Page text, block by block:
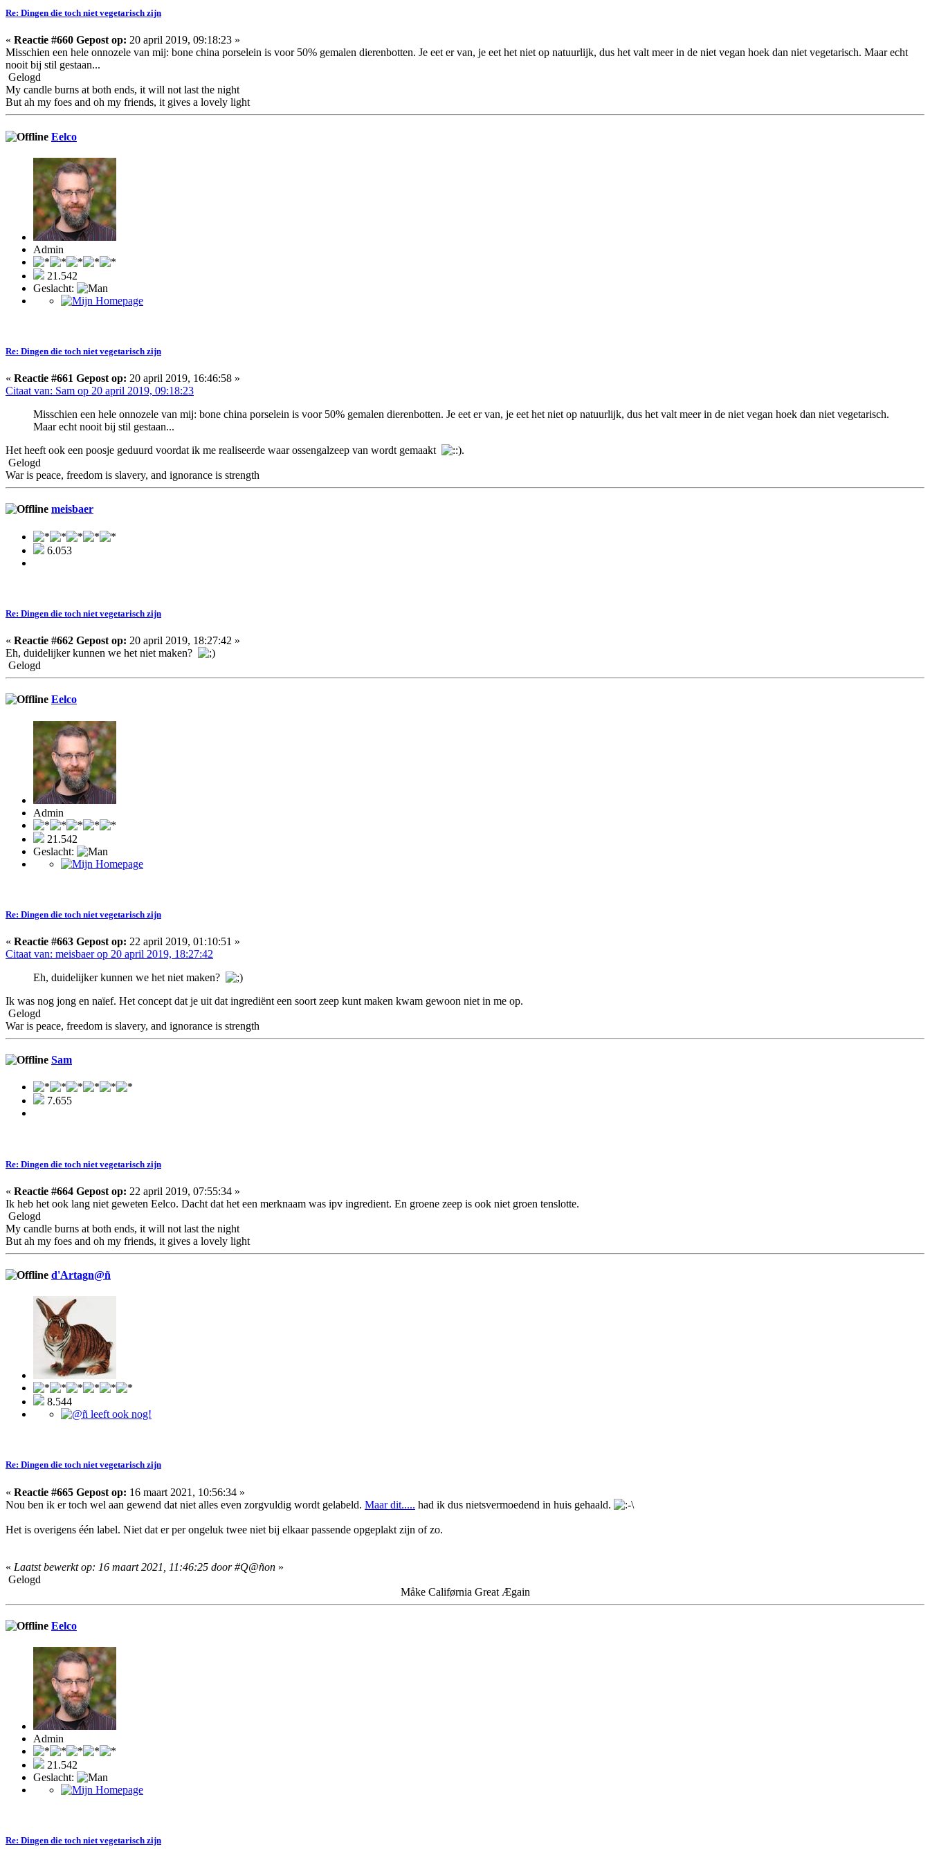
Re: Dingen die toch niet vegetarisch zijn
« Reactie #660 Gepost op: 20 april 2019, 09:18:23 »
Misschien een hele onnozele van mij: bone china porselein is voor 50% gemalen dierenbotten. Je eet er van, je eet het niet op natuurlijk, dus het valt meer in de niet vegan hoek dan niet vegetarisch. Maar echt
nooit bij stil gestaan...
Gelogd
My candle burns at both ends, it will not last the night
But ah my foes and oh my friends, it gives a lovely light
Eelco
Admin
21.542
Geslacht:
Re: Dingen die toch niet vegetarisch zijn
« Reactie #661 Gepost op: 20 april 2019, 16:46:58 »
Citaat van: Sam op 20 april 2019, 09:18:23
Misschien een hele onnozele van mij: bone china porselein is voor 50% gemalen dierenbotten. Je eet er van, je eet het niet op natuurlijk, dus het valt meer in de niet vegan hoek dan niet vegetarisch.
Maar echt nooit bij stil gestaan...
Het heeft ook een poosje geduurd voordat ik me realiseerde waar ossengalzeep van wordt gemaakt
.
Gelogd
War is peace, freedom is slavery, and ignorance is strength
meisbaer
6.053
Re: Dingen die toch niet vegetarisch zijn
« Reactie #662 Gepost op: 20 april 2019, 18:27:42 »
Eh, duidelijker kunnen we het niet maken?
Gelogd
Eelco
Admin
21.542
Geslacht:
Re: Dingen die toch niet vegetarisch zijn
« Reactie #663 Gepost op: 22 april 2019, 01:10:51 »
Citaat van: meisbaer op 20 april 2019, 18:27:42
Eh, duidelijker kunnen we het niet maken?
Ik was nog jong en naïef. Het concept dat je uit dat ingrediënt een soort zeep kunt maken kwam gewoon niet in me op.
Gelogd
War is peace, freedom is slavery, and ignorance is strength
Sam
7.655
Re: Dingen die toch niet vegetarisch zijn
« Reactie #664 Gepost op: 22 april 2019, 07:55:34 »
Ik heb het ook lang niet geweten Eelco. Dacht dat het een merknaam was ipv ingredient. En groene zeep is ook niet groen tenslotte.
Gelogd
My candle burns at both ends, it will not last the night
But ah my foes and oh my friends, it gives a lovely light
d'Artagn@ñ
8.544
Re: Dingen die toch niet vegetarisch zijn
« Reactie #665 Gepost op: 16 maart 2021, 10:56:34 »
Nou ben ik er toch wel aan gewend dat niet alles even zorgvuldig wordt gelabeld. Maar dit..... had ik dus nietsvermoedend in huis gehaald.
Het is overigens één label. Niet dat er per ongeluk twee niet bij elkaar passende opgeplakt zijn of zo.
« Laatst bewerkt op: 16 maart 2021, 11:46:25 door #Q@ñon »
Gelogd
Måke Califørnia Great Ægain
Eelco
Admin
21.542
Geslacht:
Re: Dingen die toch niet vegetarisch zijn